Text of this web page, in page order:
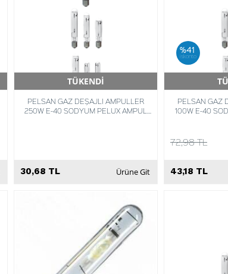
TÜKENDİ
Hızlı Teslimat
PELSAN GAZ DEŞAJLI AMPULLER
250W E-40 SODYUM PELUX AMPUL
30,68 TL Ürüne Git
PELSAN GAZ
100W E-40
72,98 TL
%41
iskonto
43,18 TL